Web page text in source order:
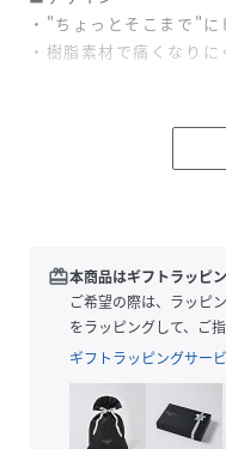
・"ちょっとそこまで"
・樹脂素材で痛くなり
・完売商品の再入荷情
パソコンの場合・・・
れている「♡」をクリ
スマートフォンの場合
「♡」をタップしてくだ
《PALCLOSETアプリ
redeem本商品はギフトラッピ
ご希望の際は、ラッピ
をラッピングして、ご
ギフトラッピングサー